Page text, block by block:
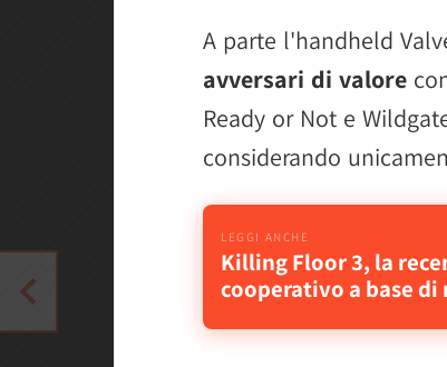
A parte l'handheld
avversari di valore
Ready or Not e
considerando
Killing Floor 3, la
cooperativo a base